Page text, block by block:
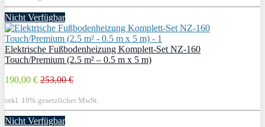
Nicht Verfügbar
Elektrische Fußbodenheizung Komplett-Set NZ-160
Touch/Premium (2.5 m² – 0.5 m x 5 m)
190,00 € 253,00 €
inkl. 19% gesetzlicher MwSt.
Nicht Verfügbar